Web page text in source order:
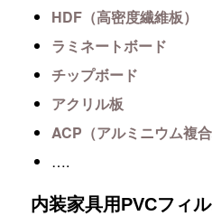
HDF（高密度繊維板）
ラミネートボード
チップボード
アクリル板
ACP（アルミニウム複合
….
内装家具用PVCフィル